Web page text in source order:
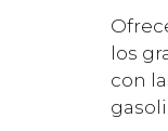
los
con